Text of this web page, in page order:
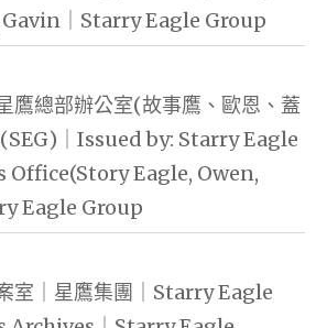
｜Starry Eagle Group
鷹總部辦公室(故事鷹、歐恩、蓋
｜Issued by: Starry Eagle
Office(Story Eagle, Owen,
Eagle Group
室｜星鷹集團｜Starry Eagle